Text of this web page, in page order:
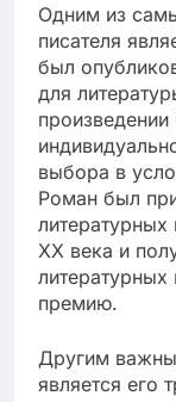
Одним из
писателя
был
для
выбора в
Роман был
ХХ века и
премию.
Другим
является его